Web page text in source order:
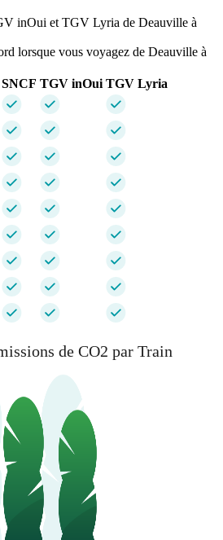
inOui et TGV Lyria de Deauville à
lorsque vous voyagez de Deauville à
SNCF TGV inOui TGV Lyria
de CO2 par Train